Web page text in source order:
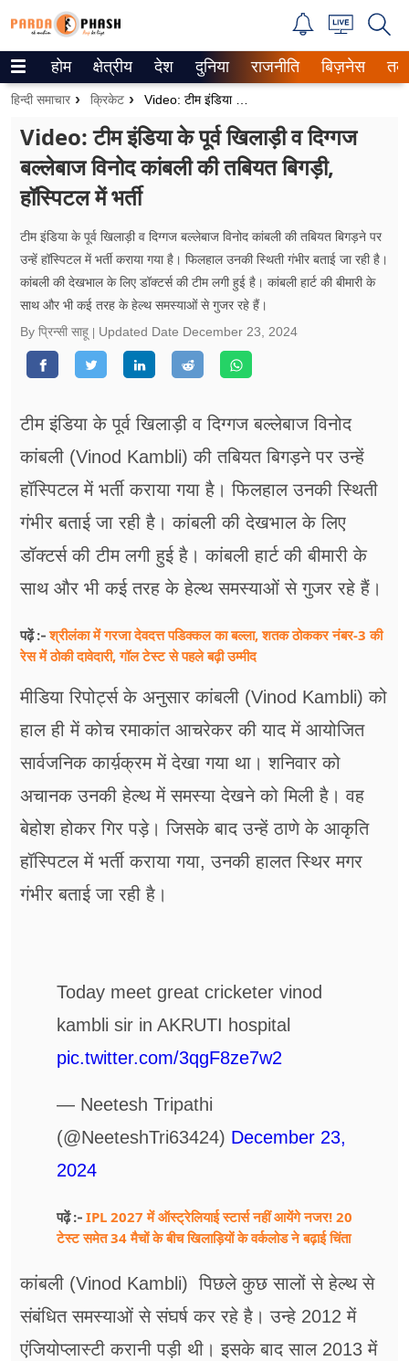
Trending on Google News
वेब स्टोरीज
उत्तर प्रदेश
गैलरी
वीडियो
रिलेशनशिप
जीवन मंत्रा
फूड
सेहत
ब्‍यूटी
जॉब्स
शिक्षा
अन्य खबरें
होम क्षेत्रीय देश दुनिया राजनीति बिज़नेस
हिन्दी समाचार क्रिकेट
Video: टीम इंडिया के पूर्व खिलाड़ी व दिग्गज
बल्लेबाज विनोद कांबली की तबियत बिगड़ी,
हॉस्पिटल में भर्ती
टीम इंडिया के पूर्व खिलाड़ी व दिग्गज बल्लेबाज विनोद कांबली की तबियत बिगड़ने पर
उन्हें हॉस्पिटल में भर्ती कराया गया है। फिलहाल उनकी स्थिती गंभीर बताई जा रही है।
कांबली की देखभाल के लिए डॉक्टर्स की टीम लगी हुई है। कांबली हार्ट की बीमारी के
साथ और भी कई तरह के हेल्थ समस्याओं से गुजर रहे हैं।
By प्रिन्सी साहू
Updated Date December 23, 2024
टीम इंडिया के पूर्व खिलाड़ी व दिग्गज बल्लेबाज विनोद
कांबली (Vinod Kambli) की तबियत बिगड़ने पर उन्हें
हॉस्पिटल में भर्ती कराया गया है। फिलहाल उनकी स्थिती
गंभीर बताई जा रही है। कांबली की देखभाल के लिए
डॉक्टर्स की टीम लगी हुई है। कांबली हार्ट की बीमारी के
साथ और भी कई तरह के हेल्थ समस्याओं से गुजर रहे हैं।
पढ़ें :-श्रीलंका में गरजा देवदत्त पडिक्कल का बल्ला, शतक ठोककर नंबर-3 की
रेस में ठोकी दावेदारी, गॉल टेस्ट से पहले बढ़ी उम्मीद
मीडिया रिपोर्ट्स के अनुसार कांबली (Vinod Kambli) को
हाल ही में कोच रमाकांत आचरेकर की याद में आयोजित
सार्वजनिक कार्य़क्रम में देखा गया था। शनिवार को
अचानक उनकी हेल्थ में समस्या देखने को मिली है। वह
बेहोश होकर गिर पड़े। जिसके बाद उन्हें ठाणे के आकृति
हॉस्पिटल में भर्ती कराया गया, उनकी हालत स्थिर मगर
गंभीर बताई जा रही है।
Today meet great cricketer vinod
kambli sir in AKRUTI hospital
pic.twitter.com/3qgF8ze7w2
— Neetesh Tripathi
(@NeeteshTri63424) December 23,
2024
पढ़ें :- IPL 2027 में ऑस्ट्रेलियाई स्टार्स नहीं आयेंगे नजर! 20
टेस्ट समेत 34 मैचों के बीच खिलाड़ियों के वर्कलोड ने बढ़ाई चिंता
कांबली (Vinod Kambli) पिछले कुछ सालों से हेल्थ से
संबंधित समस्याओं से संघर्ष कर रहे है। उन्हे 2012 में
एंजियोप्लास्टी करानी पड़ी थी। इसके बाद साल 2013 में